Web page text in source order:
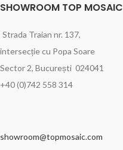
SHOWROOM TOP MOSAIC
Strada Traian nr. 137,
intersecție cu Popa Soare
Sector 2, București 024041
+40 (0)742 558 314
showroom@topmosaic.com